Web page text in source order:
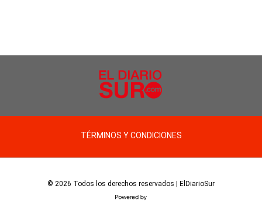
TÉRMINOS Y CONDICIONES
© 2026 Todos los derechos reservados | ElDiarioSur